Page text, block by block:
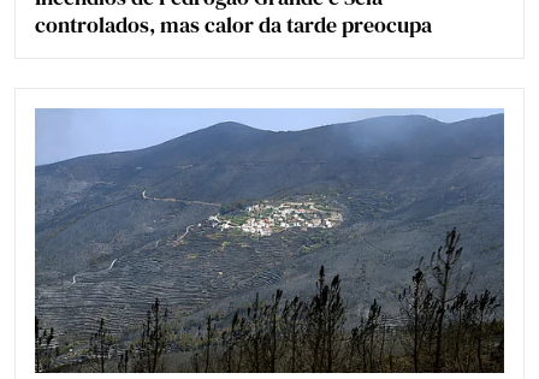
controlados, mas calor da tarde preocupa